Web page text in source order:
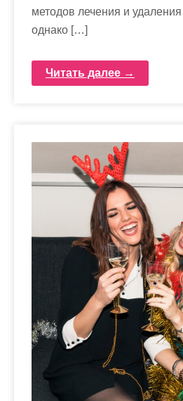
методов лечения и
однако […]
Читать далее →